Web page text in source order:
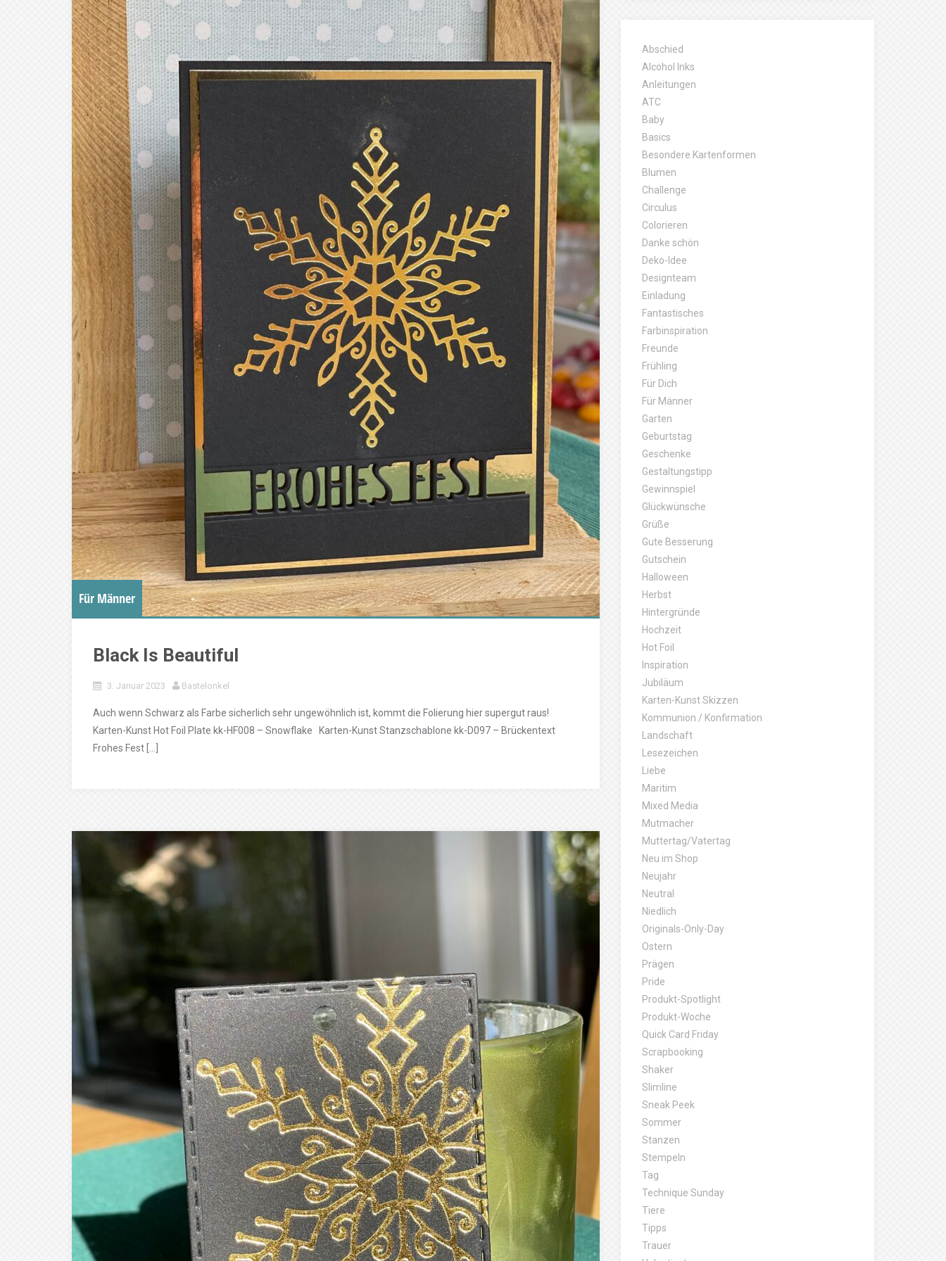
Für Männer
Black Is Beautiful
3. Januar 2023 Bastelonkel
Auch wenn Schwarz als Farbe sicherlich sehr ungewöhnlich ist, kommt die Folierung hier supergut raus!
Karten-Kunst Hot Foil Plate kk-HF008 – Snowflake Karten-Kunst Stanzschablone kk-D097 – Brückentext
Frohes Fest […]
Abschied
Alcohol Inks
Anleitungen
ATC
Baby
Basics
Besondere Kartenformen
Blumen
Challenge
Circulus
Colorieren
Danke schön
Deko-Idee
Designteam
Einladung
Fantastisches
Farbinspiration
Freunde
Frühling
Für Dich
Für Männer
Garten
Geburtstag
Geschenke
Gestaltungstipp
Gewinnspiel
Glückwünsche
Grüße
Gute Besserung
Gutschein
Halloween
Herbst
Hintergründe
Hochzeit
Hot Foil
Inspiration
Jubiläum
Karten-Kunst Skizzen
Kommunion / Konfirmation
Landschaft
Lesezeichen
Liebe
Maritim
Mixed Media
Mutmacher
Muttertag/Vatertag
Neu im Shop
Neujahr
Neutral
Niedlich
Originals-Only-Day
Ostern
Prägen
Pride
Produkt-Spotlight
Produkt-Woche
Quick Card Friday
Scrapbooking
Shaker
Slimline
Sneak Peek
Sommer
Stanzen
Stempeln
Tag
Technique Sunday
Tiere
Tipps
Trauer